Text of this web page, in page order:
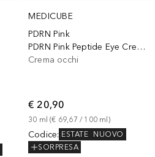
MEDICUBE
PDRN Pink
PDRN Pink Peptide Eye Cream
Crema occhi
€ 20,90
30 ml (€ 69,67 / 100 ml )
Codice: ESTATE
NUOVO
SORPRESA